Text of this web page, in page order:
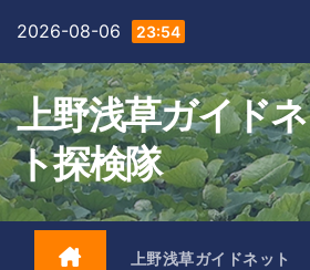
content
2026-08-06 23:54
上野浅草ガイド
ト探検隊
上野浅草ガイドネット